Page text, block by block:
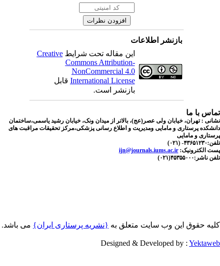
بازنشر اطلاعات
این مقاله تحت شرایطCreative
Commons Attribution-
NonCommercial 4.0
International Licenseقابل
بازنشر است.
با ما
: تهران، خیابان ولی عصر(عج)، بالاتر از میدان ونک، خیابان رشید یاسمی،ساختمان
پرستاری و مامایی ومدیریت و اطلاع رسانی پزشکی،مرکز تحقیقات مراقبت های
و مامایی
(۰۲۱)
الکترونیک:ijn@journals.iums.ac.ir
حقوق این وب سایت متعلق به{نشریه پرستاری ایران}می باشد.
Designed & Developed by :